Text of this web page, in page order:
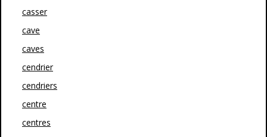
casser
cave
caves
cendrier
cendriers
centre
centres